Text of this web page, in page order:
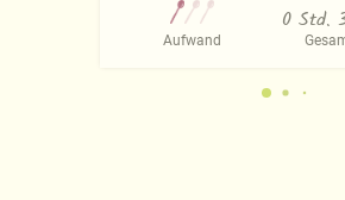
Aufwand
0 Std.